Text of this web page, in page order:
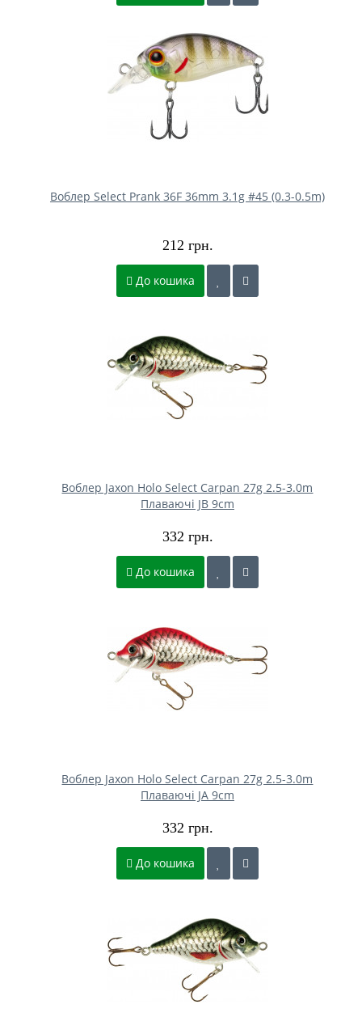
Воблер Select Prank 36F 36mm 3.1g #45 (0.3-0.5m)
212 грн.
До кошика
Воблер Jaxon Holo Select Carpan 27g 2.5-3.0m
Плаваючі JB 9cm
332 грн.
До кошика
Воблер Jaxon Holo Select Carpan 27g 2.5-3.0m
Плаваючі JA 9cm
332 грн.
До кошика